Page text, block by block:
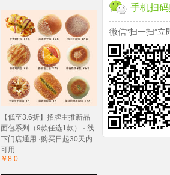
【低至3.6折】招牌主推新品
面包系列（9款任选1款） · 线
下门店通用 ·购买日起30天内
可用
￥8.0
手机扫
微信“扫一扫”立